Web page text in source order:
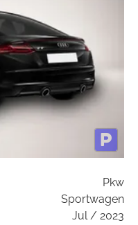
Pkw
Sportwagen
Jul / 2023